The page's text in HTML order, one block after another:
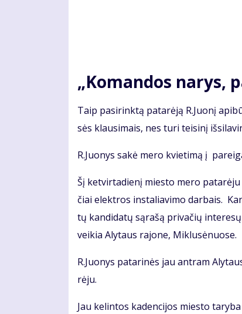
„Ko­man­dos na­rys,
Taip pa­si­rink­tą pa­ta­rė­ją R.Juo­nį
sės klau­si­mais, nes tu­ri tei­si­nį
R.Juo­nys sa­kė me­ro kvie­ti­mą į
Šį ket­vir­ta­die­nį mies­to me­ro
čiai elek­tros ins­ta­lia­vi­mo dar­bais.
tų kan­di­da­tų są­ra­šą pri­va­čių
vei­kia Aly­taus ra­jo­ne, Mik­lu­sė­nuo­se.
R.Juo­nys pa­ta­ri­nės jau ant­ram
rė­ju.
Jau ke­lin­tos ka­den­ci­jos mies­to